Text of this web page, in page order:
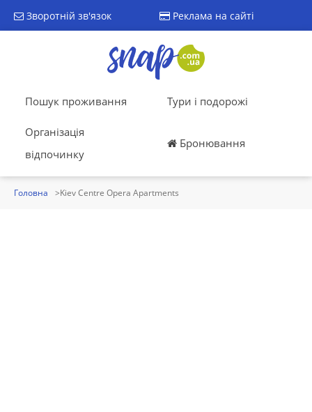
Зворотній зв'язок Реклама на сайті
Пошук проживання Тури і подорожі
Організація
відпочинку
Бронювання
Головна Kiev Centre Opera Apartments